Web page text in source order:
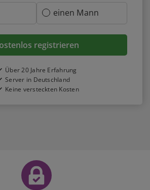
einen Mann
registrieren
Über 20 Jahre Erfahrung
Server in Deutschland
Keine versteckten Kosten